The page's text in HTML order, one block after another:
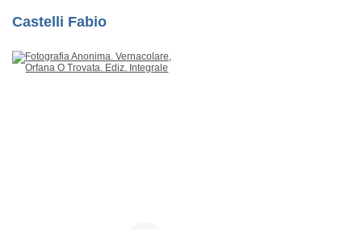
Castelli Fabio